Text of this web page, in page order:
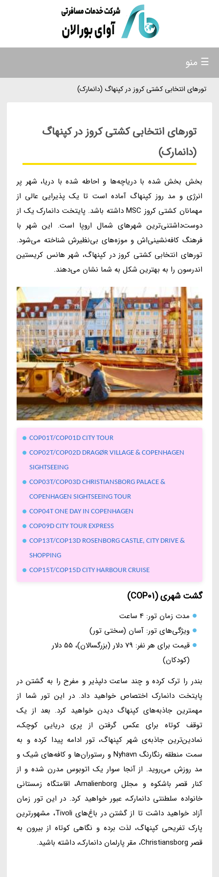
تورهای انتخابی کشتی کروز در کپنهاگ (دانمارک)
تورهای انتخابی کشتی کروز در کپنهاگ
(دانمارک)
بخش بخش شده با دریاچه‌ها و احاطه شده با دریا، شهر پر
انرژی و مد روز کپنهاگ آماده است تا یک پذیرایی عالی از
مهمانان کشتی کروز MSC داشته باشد. پایتخت دانمارک یک از
دوست‌داشتنی‌ترین شهرهای شمال اروپا است. این شهر با
فرهنگ کافه‌نشینی‌اش و موزه‌های بی‌نظیرش شناخته می‌شود.
تورهای انتخابی کشتی کروز در کپنهاگ، شهر هانس کریستین
اندرسون را به بهترین شکل به شما نشان می‌دهند.
COP01T/COP01D CITY TOUR
COP02T/COP02D DRAGØR VILLAGE & COPENHAGEN
SIGHTSEEING
COP03T/COP03D CHRISTIANSBORG PALACE &
COPENHAGEN SIGHTSEEING TOUR
COP04T ONE DAY IN COPENHAGEN
COP09D CITY TOUR EXPRESS
COP13T/COP13D ROSENBORG CASTLE, CITY DRIVE &
SHOPPING
COP15T/COP15D CITY HARBOUR CRUISE
گشت شهری (COP01)
مدت زمان تور: 4 ساعت
ویژگی‌های تور: آسان (سختی تور)
قیمت برای هر نفر: 79 دلار (بزرگسالان)، 55 دلار
(کودکان)
بندر را ترک کرده و چند ساعت دلپذیر و مفرح را به گشتن در
پایتخت دانمارک اختصاص خواهید داد. در این تور شما از
مهمترین جاذبه‌های کپنهاگ دیدن خواهید کرد. بعد از یک
توقف کوتاه برای عکس گرفتن از پری دریایی کوچک،
نمادین‌ترین جاذبه‌ی شهر کپنهاگ، تور ادامه پیدا کرده و به
سمت منطقه رنگارنگ Nyhavn و رستوران‌ها و کافه‌های شیک و
مد روزش می‌روید. از آنجا سوار یک اتوبوس مدرن شده و از
کنار قصر باشکوه و مجلل Amalienborg، اقامتگاه زمستانی
خانواده سلطنتی دانمارک، عبور خواهید کرد. در این تور زمان
آزاد خواهید داشت تا از گشتن در باغ‌های Tivoli، مشهورترین
پارک تفریحی کپنهاگ، لذت برده و نگاهی کوتاه از بیرون به
قصر Christiansborg، مقر پارلمان دانمارک، داشته باشید.
☰ منو